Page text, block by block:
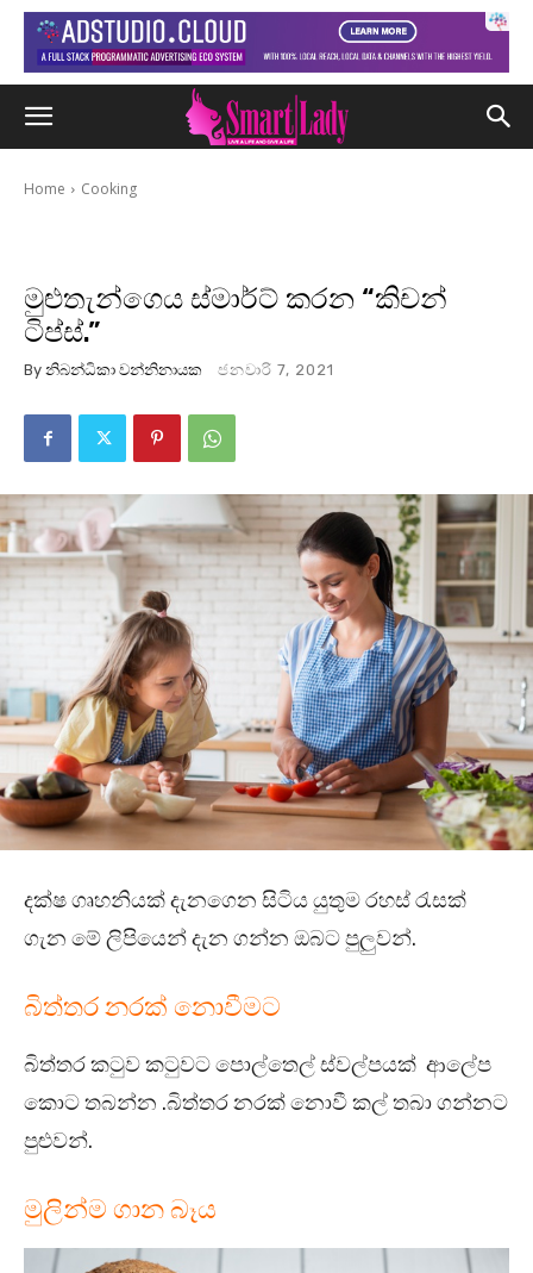
Home Cooking
මුළුතැන්ගෙය ස්මාර්ට් කරන “කිචන්
ටිප්ස්.”
By නිබන්ධිකා වන්නිනායක ජනවාරි 7, 2021
දක්ෂ ගෘහනියක් දැනගෙන සිටිය යුතුම රහස් රැසක්
ගැන මේ ලිපියෙන් දැන ගන්න ඔබට පුලුවන්.
බිත්තර නරක් නොවීමට
බිත්තර කටුව කටුවට පොල්තෙල් ස්වල්පයක් ආලේප
කොට තබන්න .බිත්තර නරක් නොවී කල් තබා ගන්නට
පුළුවන්.
මුලින්ම ගාන බෑය